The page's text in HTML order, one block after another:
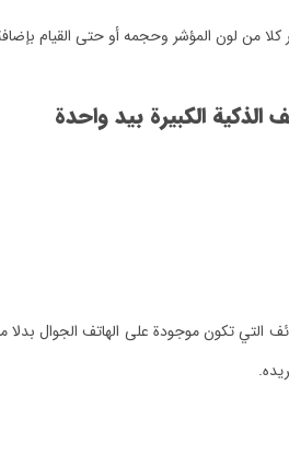
من لون المؤشر وحجمه أو حتى القيام
الكبيرة بيد واحدة
تكون موجودة على الهاتف الجوال بدلا